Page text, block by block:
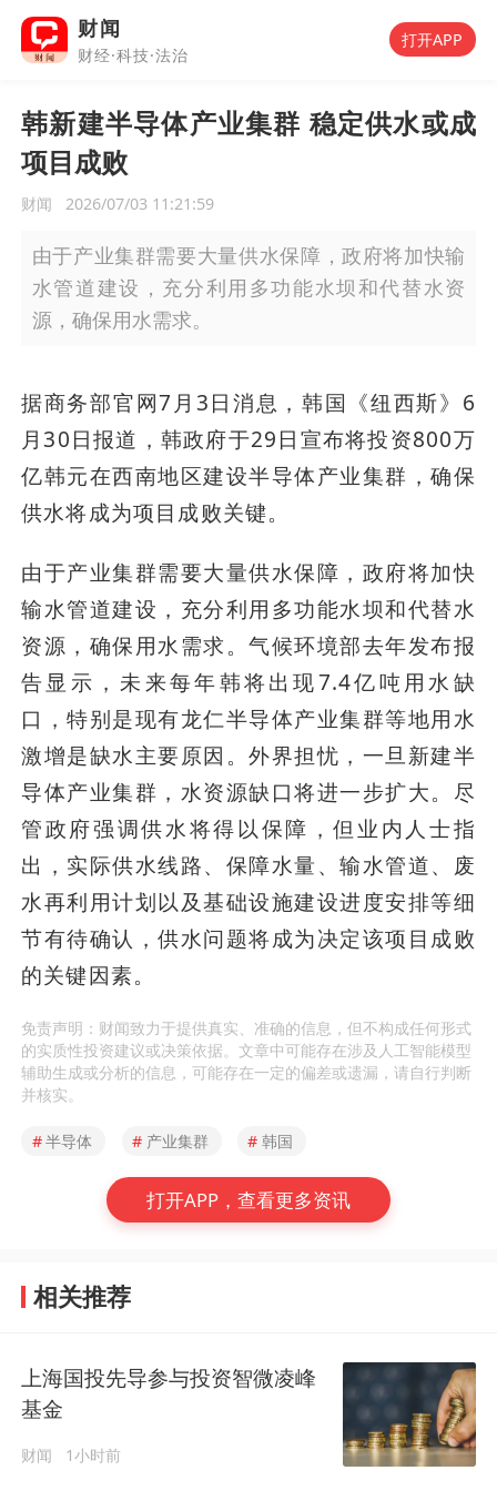
财闻
财经·科技·法治
打开APP
韩新建半导体产业集群 稳定供水或成
项目成败
财闻 2026/07/03 11:21:59
由于产业集群需要大量供水保障，政府将加快输
水管道建设，充分利用多功能水坝和代替水资
源，确保用水需求。
据商务部官网7月3日消息，韩国《纽西斯》6
月30日报道，韩政府于29日宣布将投资800万
亿韩元在西南地区建设半导体产业集群，确保
供水将成为项目成败关键。
由于产业集群需要大量供水保障，政府将加快
输水管道建设，充分利用多功能水坝和代替水
资源，确保用水需求。气候环境部去年发布报
告显示，未来每年韩将出现7.4亿吨用水缺
口，特别是现有龙仁半导体产业集群等地用水
激增是缺水主要原因。外界担忧，一旦新建半
导体产业集群，水资源缺口将进一步扩大。尽
管政府强调供水将得以保障，但业内人士指
出，实际供水线路、保障水量、输水管道、废
水再利用计划以及基础设施建设进度安排等细
节有待确认，供水问题将成为决定该项目成败
的关键因素。
免责声明：财闻致力于提供真实、准确的信息，但不构成任何形式
的实质性投资建议或决策依据。文章中可能存在涉及人工智能模型
辅助生成或分析的信息，可能存在一定的偏差或遗漏，请自行判断
并核实。
#半导体 # 产业集群 # 韩国
打开APP，查看更多资讯
相关推荐
上海国投先导参与投资智微凌峰
基金
财闻 1小时前